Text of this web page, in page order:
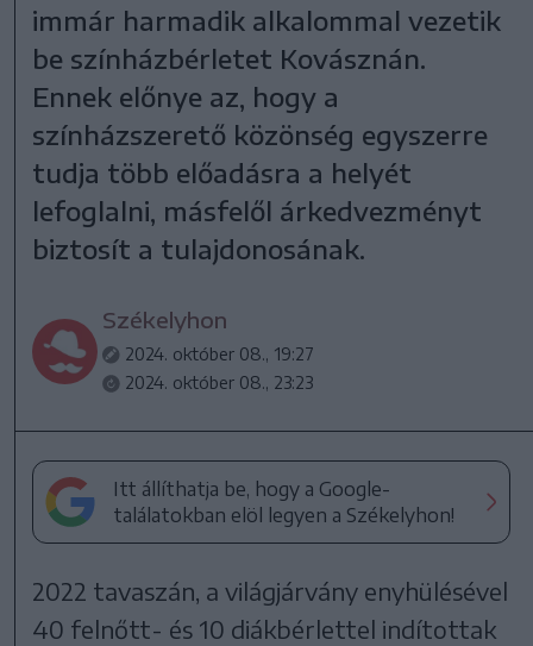
immár harmadik alkalommal vezetik
be színházbérletet Kovásznán.
Ennek előnye az, hogy a
színházszerető közönség egyszerre
tudja több előadásra a helyét
lefoglalni, másfelől árkedvezményt
biztosít a tulajdonosának.
Székelyhon
2024. október 08., 19:27
2024. október 08., 23:23
Itt állíthatja be, hogy a Google-
találatokban elöl legyen a Székelyhon!
2022 tavaszán, a világjárvány enyhülésével
40 felnőtt- és 10 diákbérlettel indítottak